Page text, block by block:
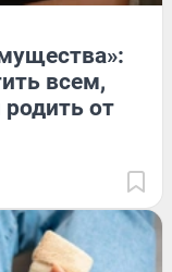
всем,
от